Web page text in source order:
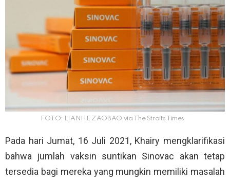
FOTO: LIANHE ZAOBAO via The Straits Times
Pada hari Jumat, 16 Juli 2021, Khairy mengklarifikasi
bahwa jumlah vaksin suntikan Sinovac akan tetap
tersedia bagi mereka yang mungkin memiliki masalah